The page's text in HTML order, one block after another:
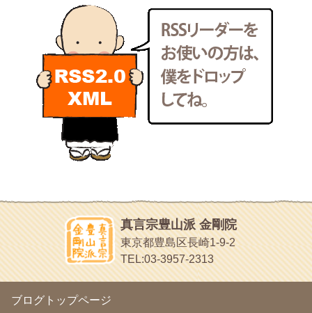
2011年7月(18)
2011年6月
2011年5月
(15)
2011年4月(17)
2011年3月(15)
2011年2月
2011年1月(22)
2010年12月(21)
2010年11月
2010年10月(13)
(16)
2010年6月(18)
2010年5月(22)
2010年4月(25)
2010年3月
(22)
2010年2月(23)
2010年1月(23)
(18)
2009年11月
(20)
新聞屋の道具箱
新聞社で使われる用語の解説など
makotoさんの御符内巡礼記
東京の巡礼記です
POLYHEDON
いろいろなことが書いてあるよ
bunchan
あちこち行って！
目白鍼灸院
日本人の繊細な体質にあわせた、やさしく気持ちよい鍼灸治療で
ほうげん日記
放言じゃなくて和尚さんの名前だよ
面白いサイトみつけたよ。
ヘェ～という感じ
chocolab.Air♪DIALY
ラブラドールのワンちゃんがかわいいよ
真言宗豊山派 金剛院
東京都豊島区長崎1-9-2
TEL:03-3957-2313
ブログトップページ